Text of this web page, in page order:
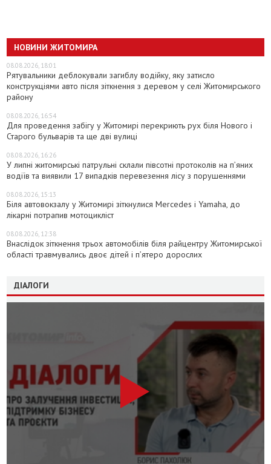
НОВИНИ ЖИТОМИРА
08.08.2026, 18:01
Рятувальники деблокували загиблу водійку, яку затисло
конструкціями авто після зіткнення з деревом у селі Житомирського
району
08.08.2026, 16:54
Для проведення забігу у Житомирі перекриють рух біля Нового і
Старого бульварів та ще дві вулиці
08.08.2026, 16:26
У липні житомирські патрульні склали півсотні протоколів на пʼяних
водіїв та виявили 17 випадків перевезення лісу з порушеннями
08.08.2026, 15:13
Біля автовокзалу у Житомирі зіткнулися Mercedes і Yamaha, до
лікарні потрапив мотоцикліст
08.08.2026, 12:38
Внаслідок зіткнення трьох автомобілів біля райцентру Житомирської
області травмувались двоє дітей і пʼятеро дорослих
ДІАЛОГИ